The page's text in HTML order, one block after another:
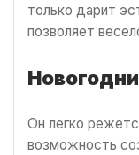
только дарит
позволяет
Он легко
возможность